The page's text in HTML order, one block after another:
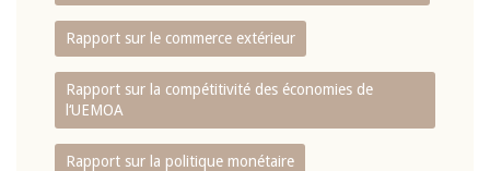
Rapport sur le commerce extérieur
Rapport sur la compétitivité des économies de
l‘UEMOA
Rapport sur la politique monétaire